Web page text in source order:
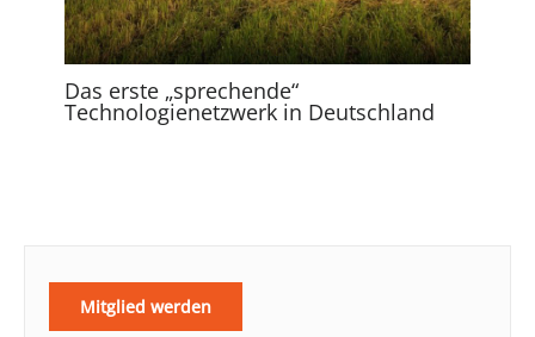
Das erste „sprechende“
Technologienetzwerk in Deutschland
Mitglied werden